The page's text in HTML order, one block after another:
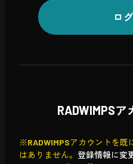
ロ
RADWIMPS
※RADWIMPSアカウントを既
はありません。 登録情報に変